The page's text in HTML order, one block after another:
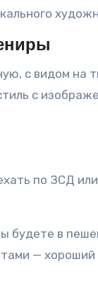
с видом на
с
по ЗСД
будете в
— хороший